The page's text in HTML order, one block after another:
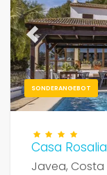
Komfort
Dienste
SONDERANGEBOT
Previous
Casa
Javea, Costa